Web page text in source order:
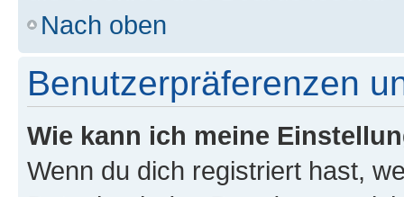
Nach oben
Benutzerpräferenzen
Wie kann ich meine
Wenn du dich registriert hast,